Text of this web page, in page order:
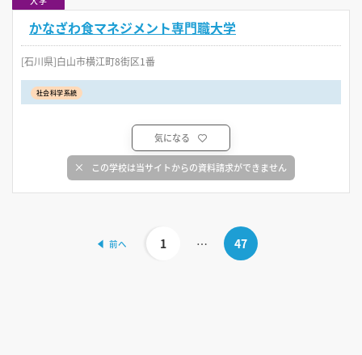
かなざわ食マネジメント専門職大学
[石川県]白山市横江町8街区1番
社会科学系統
気になる
この学校は当サイトからの資料請求ができません
1 … 47